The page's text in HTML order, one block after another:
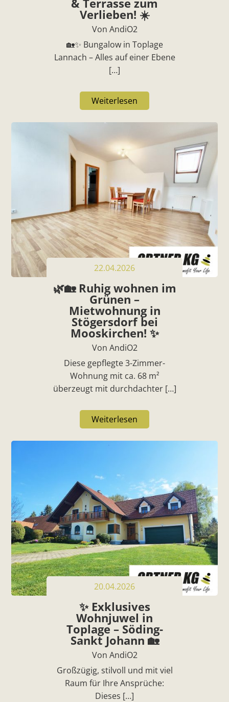
Verlieben! ☀️
Von AndiO2
🏡✨ Bungalow in Toplage
Lannach – Alles auf einer Ebene
[…]
Weiterlesen
22.04.2026
🌿🏡 Ruhig wohnen im
Grünen –
Mietwohnung in
Stögersdorf bei
Mooskirchen! ✨
Von AndiO2
Diese gepflegte 3-Zimmer-
Wohnung mit ca. 68 m²
überzeugt mit durchdachter […]
Weiterlesen
20.04.2026
✨ Exklusives
Wohnjuwel in
Toplage – Söding-
Sankt Johann 🏡
Von AndiO2
Großzügig, stilvoll und mit viel
Raum für Ihre Ansprüche:
Dieses […]